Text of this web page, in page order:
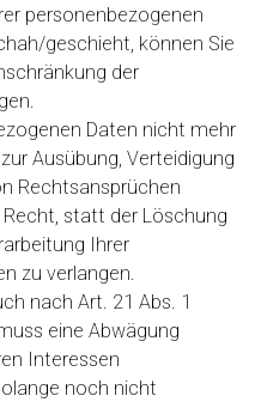
personenbezogenen
geschieht, können Sie
der
Daten nicht mehr
Ausübung, Verteidigung
Rechtsansprüchen
statt der Löschung
Ihrer
zu verlangen.
nach Art. 21 Abs. 1
eine Abwägung
Interessen
noch nicht